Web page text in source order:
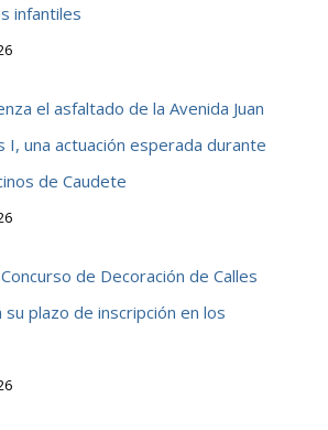
infantiles
el asfaltado de la Avenida Juan
I, una actuación esperada durante
de Caudete
de Decoración de Calles
su plazo de inscripción en los